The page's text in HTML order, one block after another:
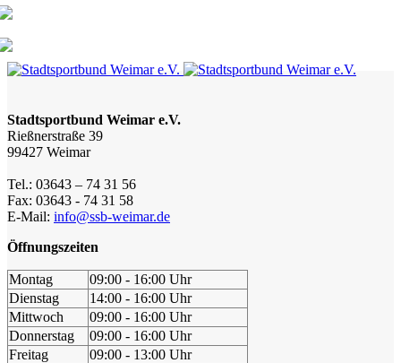
Stadtsportbund Weimar e.V.
Rießnerstraße 39
99427 Weimar
Tel.: 03643 – 74 31 56
Fax: 03643 - 74 31 58
E-Mail: info@ssb-weimar.de
Öffnungszeiten
Montag
09:00 - 16:00 Uhr
Dienstag
14:00 - 16:00 Uhr
Mittwoch
09:00 - 16:00 Uhr
Donnerstag
09:00 - 16:00 Uhr
Freitag
09:00 - 13:00 Uhr